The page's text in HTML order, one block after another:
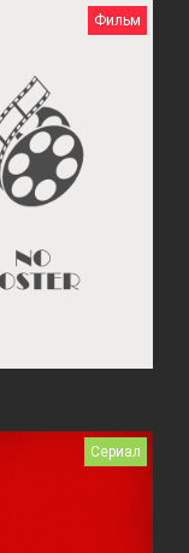
Фильм
Сериал